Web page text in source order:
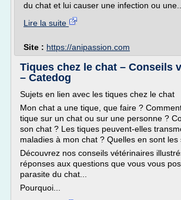
du chat et lui causer une infection ou une...
Lire la suite
Site : https://anipassion.com
Tiques chez le chat – Conseils
– Catedog
Sujets en lien avec les tiques chez le chat
Mon chat a une tique, que faire ?
tique sur un chat ou sur une personne ?
son chat ? Les tiques peuvent-elles
maladies à mon chat ? Quelles en sont les
Découvrez nos conseils vétérinaires
réponses aux questions que vous vous
parasite du chat...
Pourquoi...